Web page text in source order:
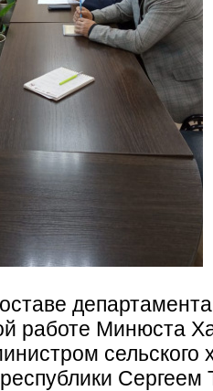
работе Минюста
сельского